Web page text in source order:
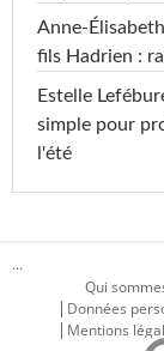
Anne-
fils Hadrien :
Estelle
simple pour
l'été
...
Qui
Données
Mentions